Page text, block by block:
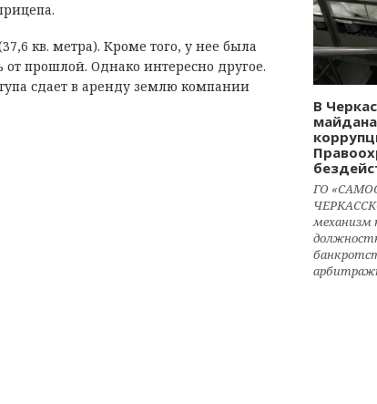
кв. метра). Кроме того, у нее была
прошлой. Однако интересно другое.
сдает в аренду землю компании
В
ГО
механизм